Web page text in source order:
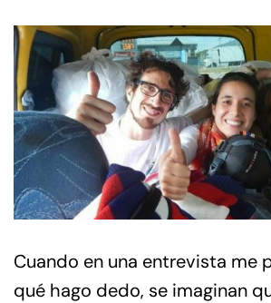
Cuando en una entrevista me
qué hago dedo, se imaginan